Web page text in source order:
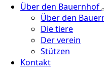
Über den Bauernhof
Über den
Die tiere
Der verein
Stützen
Kontakt